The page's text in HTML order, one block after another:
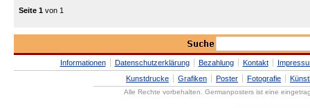
Seite 1 von 1
Informationen Datenschutzerklärung Bezahlung Kontakt
Kunstdrucke
Grafiken Poster Fotografie
Alle Rechte vorbehalten. Germanposters ist eine